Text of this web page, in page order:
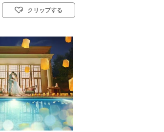
クリップする